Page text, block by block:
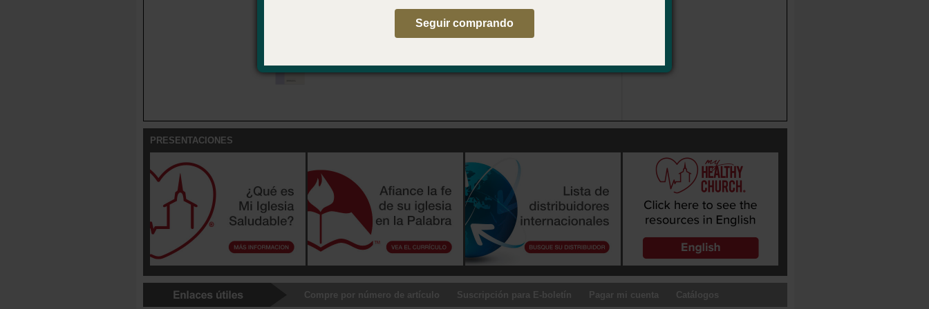
Open When . . . Parenting through Everyday Moments
PRESENTACIONES
Compre por número de artículo Suscripción para E-boletín Pagar mi cuenta Catálogos
Seguir comprando